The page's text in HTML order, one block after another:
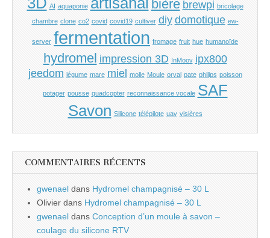
AI aquaponie bière brewpi bricolage
chambre clone co2 covid covid19 cultiver diy domotique ew-
server fermentation fromage fruit hue humanoïde
hydromel impression 3D InMoov ipx800
jeedom légume mare miel molle Moule orval pate philips poisson
potager pousse quadcopter reconnaissance vocale SAF
Savon Silicone télépilote uav visières
COMMENTAIRES RÉCENTS
gwenael dans Hydromel champagnisé – 30 L
Olivier dans Hydromel champagnisé – 30 L
gwenael dans Conception d’un moule à savon –
coulage du silicone RTV